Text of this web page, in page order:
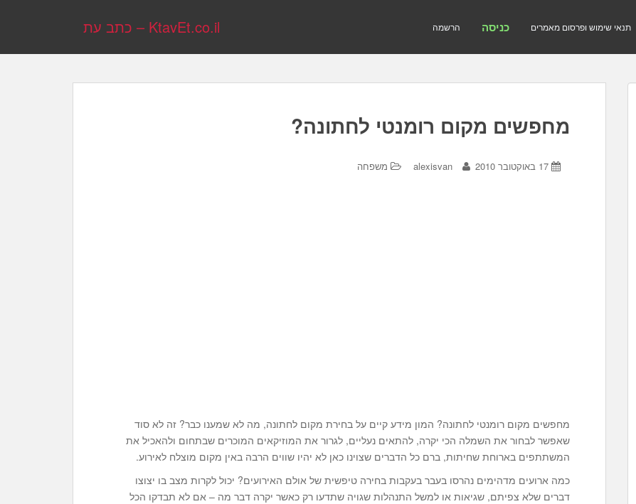
KtavEt.co.il – כתב עת הרשמה כניסה תנאי שימוש ופרסום מאמרים
מחפשים מקום רומנטי לחתונה?
17 באוקטובר 2010 alexisvan משפחה
מחפשים מקום רומנטי לחתונה? המון מידע קיים על בחירת מקום לחתונה, מה לא שמענו כבר? זה לא סוד
שאפשר לבחור את השמלה הכי יקרה, להתאים נעליים, לגרור את המוזיקאים המוכרים שבתחום ולהאכיל את
המשתתפים בארוחת שחיתות, ברם כל הדברים שצוינו כאן לא יהיו שווים הרבה באין מקום מוצלח לאירוע.
כמה ארועים מדהימים נהרסו בעבר בעקבות בחירה טיפשית של אולם האירועים? יכול לקרות מצב בו יצוצו
דברים שלא צפיתם, שגיאות או למשל התנהלות שגויה שתדעו רק כאשר יקרה דבר מה – אם לא תבדקו הכל